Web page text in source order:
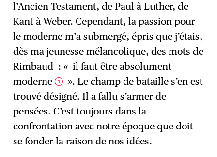
l’Ancien Testament, de Paul à Luther, de
Kant à Weber. Cependant, la passion pour
le moderne m’a submergé, épris que j’étais,
dès ma jeunesse mélancolique, des mots de
Rimbaud : « il faut être absolument
moderne 1
». Le champ de bataille s’en est
trouvé désigné. Il a fallu s’armer de
pensées. C’est toujours dans la
confrontation avec notre époque que doit
se fonder la raison de nos idées.